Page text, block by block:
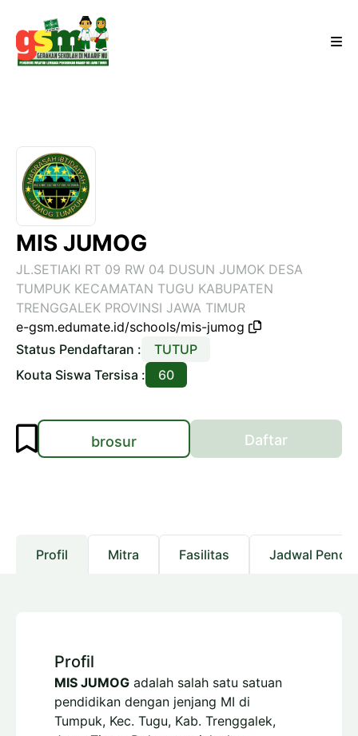
MIS JUMOG
JL.SETIAKI RT 09 RW 04 DUSUN JUMOK DESA
TUMPUK KECAMATAN TUGU KABUPATEN
TRENGGALEK PROVINSI JAWA TIMUR
e-gsm.edumate.id/schools/mis-jumog
Status Pendaftaran :
TUTUP
Kouta Siswa Tersisa :
60
brosur Daftar
Profil Mitra Fasilitas Jadwal
Profil
MIS JUMOG adalah salah satu satuan
pendidikan dengan jenjang MI di
Tumpuk, Kec. Tugu, Kab. Trenggalek,